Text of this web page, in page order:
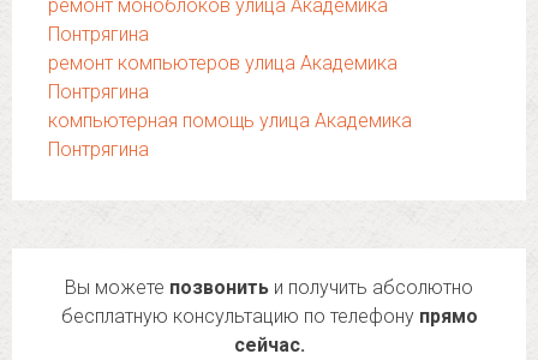
ремонт моноблоков улица Академика
Понтрягина
ремонт компьютеров улица Академика
Понтрягина
компьютерная помощь улица Академика
Понтрягина
Вы можете позвонить и получить абсолютно
бесплатную консультацию по телефону прямо
сейчас.